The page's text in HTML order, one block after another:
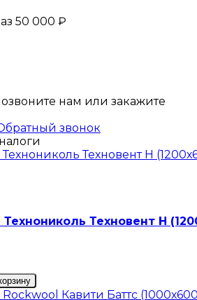
50 000 ₽
нам или закажите
звонок
Технониколь Техновент Н